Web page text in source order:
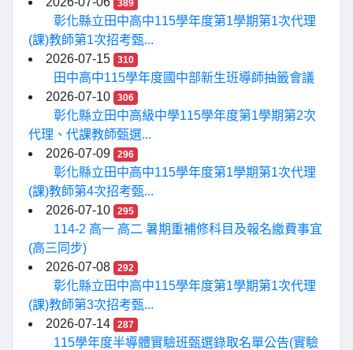
389
彰化縣立田中高中115學年度第1學期第1次代理
(課)教師第1次招考甄...
2026-07-15
310
田中高中115學年度國中部新生班導師抽籤會議
2026-07-10
306
彰化縣立田中高級中學115學年度第1學期第2次
代理、代課教師甄選...
2026-07-09
296
彰化縣立田中高中115學年度第1學期第1次代理
(課)教師第4次招考甄...
2026-07-10
295
114-2 高一 高二 暑期重補修科目及報名繳費事宜
(高三同步)
2026-07-08
292
彰化縣立田中高中115學年度第1學期第1次代理
(課)教師第3次招考甄...
2026-07-14
287
115學年度半導體實驗班甄選錄取名單公告(實驗